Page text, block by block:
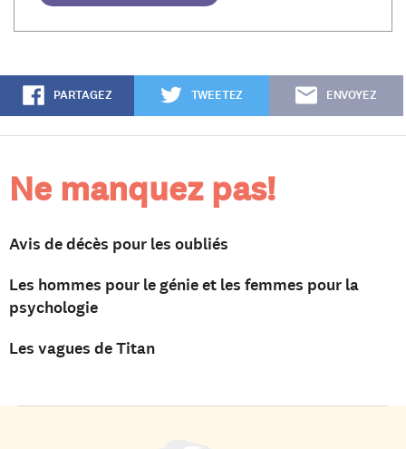
PARTAGEZ TWEETEZ ENVOYEZ
Ne manquez pas!
Avis de décès pour les oubliés
Les hommes pour le génie et les femmes pour la
psychologie
Les vagues de Titan